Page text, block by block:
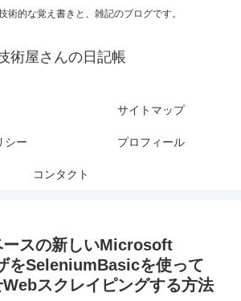
術的な覚え書きと、雑記のブログです。
術屋さんの日記帳
サイトマップ
シー プロフィール
コンタクト
スの新しいMicrosoft
をSeleniumBasicを使って
スクレイピングする方法